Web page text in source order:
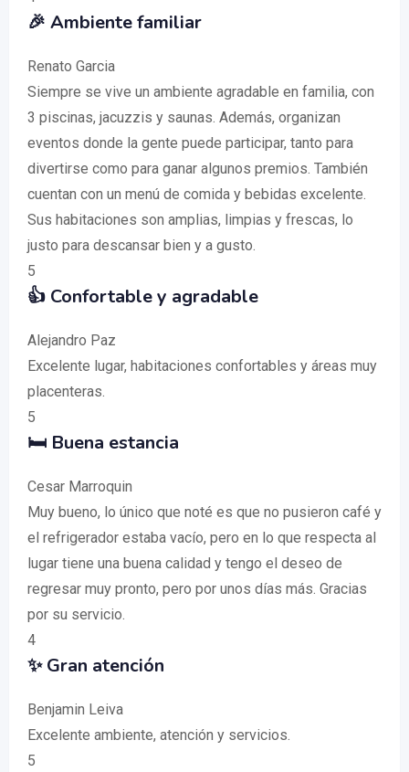
🎉 Ambiente familiar
Renato Garcia
Siempre se vive un ambiente agradable en familia, con
3 piscinas, jacuzzis y saunas. Además, organizan
eventos donde la gente puede participar, tanto para
divertirse como para ganar algunos premios. También
cuentan con un menú de comida y bebidas excelente.
Sus habitaciones son amplias, limpias y frescas, lo
justo para descansar bien y a gusto.
5
👍 Confortable y agradable
Alejandro Paz
Excelente lugar, habitaciones confortables y áreas muy
placenteras.
5
🛏️ Buena estancia
Cesar Marroquin
Muy bueno, lo único que noté es que no pusieron café y
el refrigerador estaba vacío, pero en lo que respecta al
lugar tiene una buena calidad y tengo el deseo de
regresar muy pronto, pero por unos días más. Gracias
por su servicio.
4
✨ Gran atención
Benjamin Leiva
Excelente ambiente, atención y servicios.
5